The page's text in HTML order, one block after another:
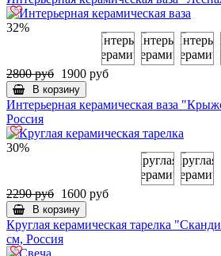
32%
2800 руб 1900 руб
В корзину
Интерьерная керамическая ваза
Россия
30%
2290 руб 1600 руб
В корзину
Круглая керамическая тарелка
см, Россия